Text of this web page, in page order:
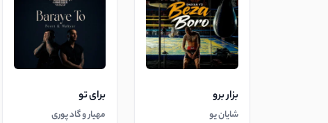
بزار برو
شایان یو
برای تو
مهیار و گاد پوری